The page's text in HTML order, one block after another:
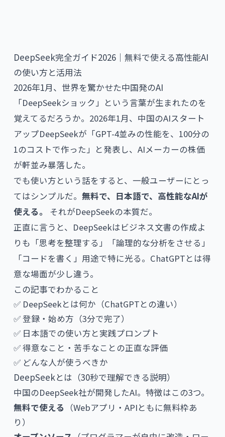
DeepSeek完全ガイド2026｜無料で使える高性能AI
の使い方と活用法
2026年1月、世界を驚かせた中国発のAI
「DeepSeekショック」という言葉が生まれたのを
覚えてるだろうか。2026年1月、中国のAIスタート
アップDeepSeekが「GPT-4並みの性能を、100分の
1のコストで作った」と発表し、AIメーカーの株価
が軒並み暴落した。
でも使い方という話をすると、一般ユーザーにとっ
てはシンプルだ。 無料で、日本語で、高性能なAIが
使える。
それがDeepSeekの本質だ。
正直に言うと、DeepSeekはビジネス文書の作成よ
りも「思考を整理する」「論理的な分析をさせる」
「コードを書く」用途で特に光る。ChatGPTとは得
意な場面が少し違う。
この記事でわかること
✅ DeepSeekとは何か（ChatGPTとの違い）
✅ 登録・始め方（3分で完了）
✅ 日本語での使い方と実践プロンプト
✅ 得意なこと・苦手なことの正直な評価
✅ どんな人が使うべきか
DeepSeekとは（30秒で理解できる説明）
中国のDeepSeek社が開発したAI。特徴はこの3つ。
無料で使える （Webアプリ・APIともに無料枠あ
り）